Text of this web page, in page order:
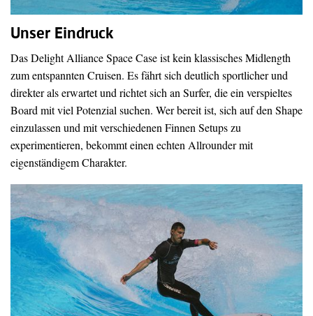
Unser Eindruck
Das Delight Alliance Space Case ist kein klassisches Midlength
zum entspannten Cruisen. Es fährt sich deutlich sportlicher und
direkter als erwartet und richtet sich an Surfer, die ein verspieltes
Board mit viel Potenzial suchen. Wer bereit ist, sich auf den Shape
einzulassen und mit verschiedenen Finnen Setups zu
experimentieren, bekommt einen echten Allrounder mit
eigenständigem Charakter.